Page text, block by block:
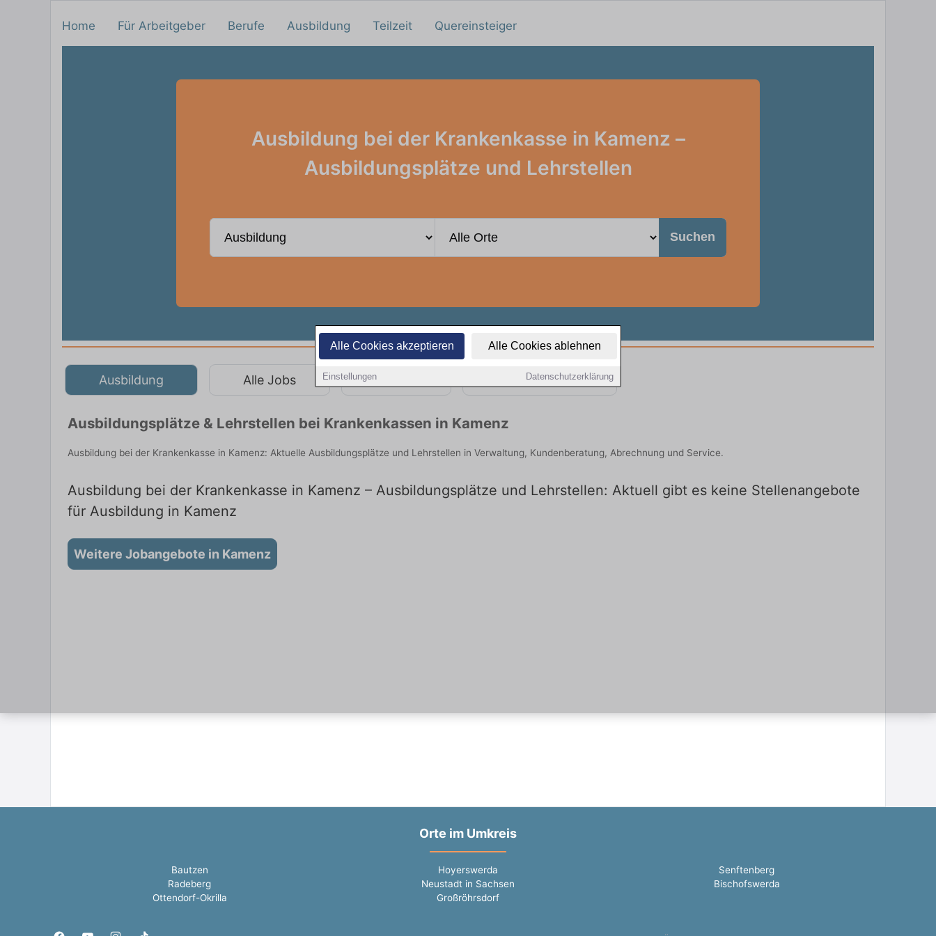
Alle Cookies akzeptieren Alle Cookies ablehnen
Einstellungen Datenschutzerklärung
Home Für Arbeitgeber Berufe Ausbildung Teilzeit Quereinsteiger
Ausbildung bei der Krankenkasse in Kamenz –
Ausbildungsplätze und Lehrstellen
Suchen
Ausbildung Alle Jobs Teilzeit Quereinsteiger
Ausbildungsplätze & Lehrstellen bei Krankenkassen in Kamenz
Ausbildung bei der Krankenkasse in Kamenz: Aktuelle Ausbildungsplätze und Lehrstellen in Verwaltung, Kundenberatung, Abrechnung und Service.
Ausbildung bei der Krankenkasse in Kamenz – Ausbildungsplätze und Lehrstellen: Aktuell gibt es keine Stellenangebote
für Ausbildung in Kamenz
Weitere Jobangebote in Kamenz
Orte im Umkreis
Bautzen Hoyerswerda
Senftenberg
Radeberg
Neustadt in Sachsen
Bischofswerda
Ottendorf-Okrilla
Großröhrsdorf